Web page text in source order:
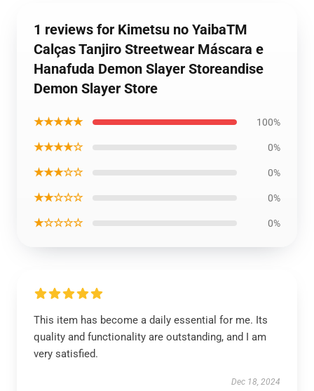
1 reviews for Kimetsu no YaibaTM
Calças Tanjiro Streetwear Máscara e
Hanafuda Demon Slayer Storeandise
Demon Slayer Store
★★★★★ 100%
★★★★☆ 0%
★★★☆☆ 0%
★★☆☆☆ 0%
★☆☆☆☆ 0%
This item has become a daily essential for me. Its
quality and functionality are outstanding, and I am
very satisfied.
Dec 18, 2024